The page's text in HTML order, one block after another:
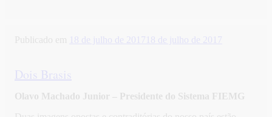
Publicado em 18 de julho de 2017 18 de julho de 2017
Dois Brasis
Olavo Machado Junior – Presidente do Sistema FIEMG